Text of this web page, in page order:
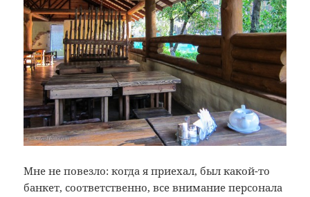
Мне не повезло: когда я приехал, был какой-то
банкет, соответственно, все внимание персонала